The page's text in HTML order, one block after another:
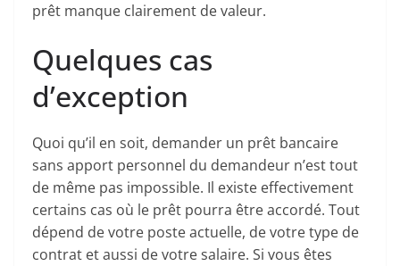
prêt manque clairement de valeur.
Quelques cas
d’exception
Quoi qu’il en soit, demander un prêt bancaire
sans apport personnel du demandeur n’est tout
de même pas impossible. Il existe effectivement
certains cas où le prêt pourra être accordé. Tout
dépend de votre poste actuelle, de votre type de
contrat et aussi de votre salaire. Si vous êtes